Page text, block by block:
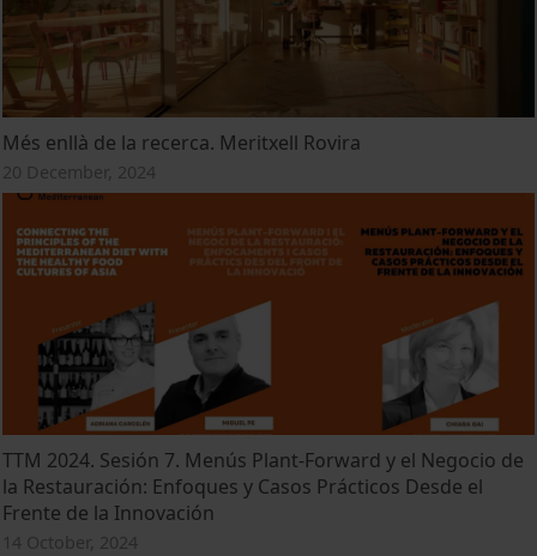
Més enllà de la recerca. Meritxell Rovira
20 December, 2024
TTM 2024. Sesión 7. Menús Plant-Forward y el Negocio de
la Restauración: Enfoques y Casos Prácticos Desde el
Frente de la Innovación
14 October, 2024